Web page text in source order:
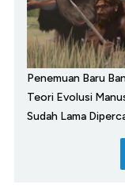
Penemuan Baru
Teori Evolusi
Sudah Lama